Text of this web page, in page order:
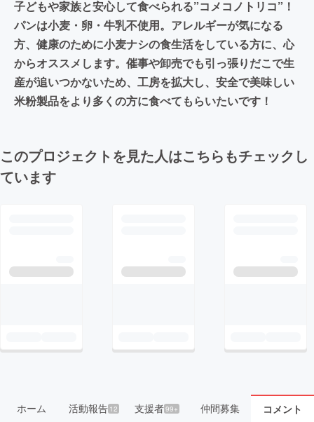
子どもや家族と安心して食べられる”コメコノトリコ”！
パンは小麦・卵・牛乳不使用。アレルギーが気になる
方、健康のために小麦ナシの食生活をしている方に、心
からオススメします。催事や卸売でも引っ張りだこで生
産が追いつかないため、工房を拡大し、安全で美味しい
米粉製品をより多くの方に食べてもらいたいです！
このプロジェクトを見た人はこちらもチェックし
ています
ホーム 活動報告12 支援者99+ 仲間募集 コメント